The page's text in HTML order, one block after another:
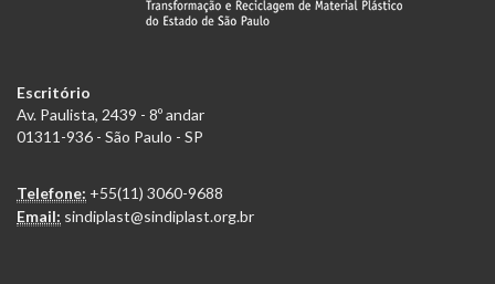
Escritório
Av. Paulista, 2439 - 8º andar
01311-936 - São Paulo - SP
Telefone: +55(11) 3060-9688
Email: sindiplast@sindiplast.org.br